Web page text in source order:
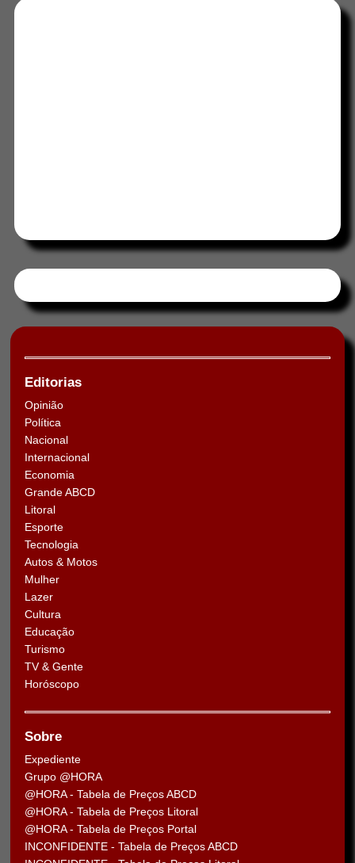
Editorias
Opinião
Política
Nacional
Internacional
Economia
Grande ABCD
Litoral
Esporte
Tecnologia
Autos & Motos
Mulher
Lazer
Cultura
Educação
Turismo
TV & Gente
Horóscopo
Sobre
Expediente
Grupo @HORA
@HORA - Tabela de Preços ABCD
@HORA - Tabela de Preços Litoral
@HORA - Tabela de Preços Portal
INCONFIDENTE - Tabela de Preços ABCD